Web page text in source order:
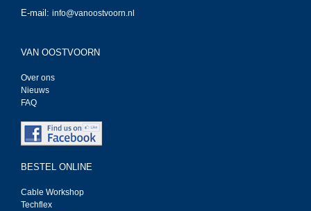
E-mail: info@vanoostvoorn.nl
VAN OOSTVOORN
Over ons
Nieuws
FAQ
BESTEL ONLINE
Cable Workshop
Techflex